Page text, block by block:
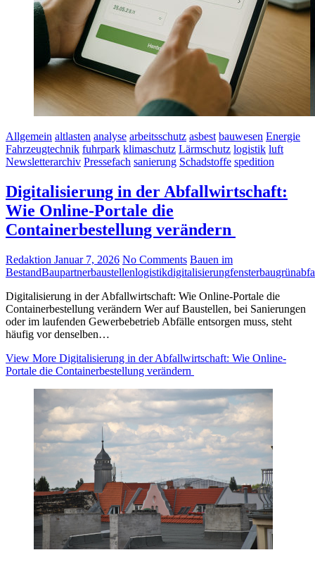
Allgemein altlasten analyse arbeitsschutz asbest bauwesen Energie
Fahrzeugtechnik fuhrpark klimaschutz Lärmschutz logistik luft
Newsletterarchiv Pressefach sanierung Schadstoffe spedition
Digitalisierung in der Abfallwirtschaft:
Wie Online-Portale die
Containerbestellung verändern
Redaktion Januar 7, 2026 No Comments Bauen im
BestandBaupartnerbaustellenlogistikdigitalisierungfensterbau
Digitalisierung in der Abfallwirtschaft: Wie Online-Portale die
Containerbestellung verändern Wer auf Baustellen, bei Sanierungen
oder im laufenden Gewerbebetrieb Abfälle entsorgen muss, steht
häufig vor denselben…
View More Digitalisierung in der Abfallwirtschaft: Wie Online-
Portale die Containerbestellung verändern